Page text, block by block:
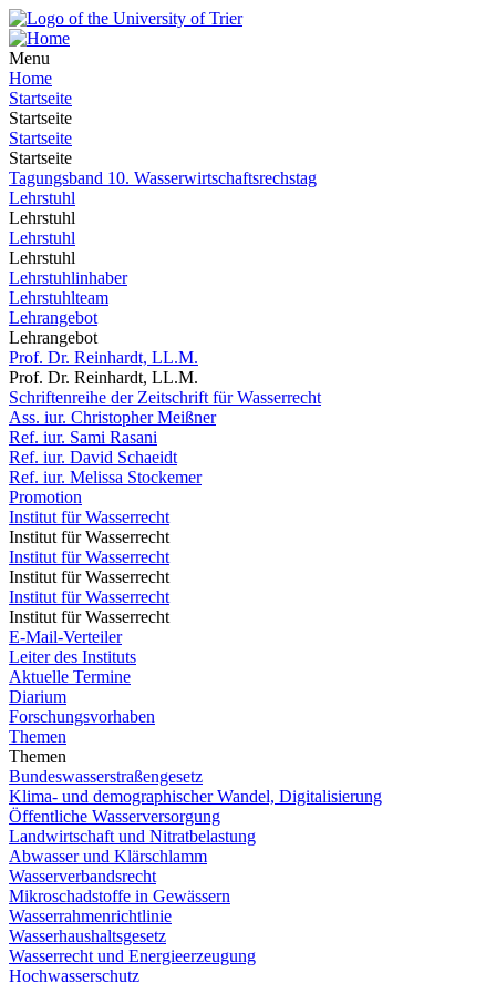
Menu
Home
Startseite
Startseite
Startseite
Startseite
Tagungsband 10. Wasserwirtschaftsrechstag
Lehrstuhl
Lehrstuhl
Lehrstuhl
Lehrstuhl
Lehrstuhlinhaber
Lehrstuhlteam
Lehrangebot
Lehrangebot
Prof. Dr. Reinhardt, LL.M.
Prof. Dr. Reinhardt, LL.M.
Schriftenreihe der Zeitschrift für Wasserrecht
Ass. iur. Christopher Meißner
Ref. iur. Sami Rasani
Ref. iur. David Schaeidt
Ref. iur. Melissa Stockemer
Promotion
Institut für Wasserrecht
Institut für Wasserrecht
Institut für Wasserrecht
Institut für Wasserrecht
Institut für Wasserrecht
Institut für Wasserrecht
E-Mail-Verteiler
Leiter des Instituts
Aktuelle Termine
Diarium
Forschungsvorhaben
Themen
Themen
Bundeswasserstraßengesetz
Klima- und demographischer Wandel, Digitalisierung
Öffentliche Wasserversorgung
Landwirtschaft und Nitratbelastung
Abwasser und Klärschlamm
Wasserverbandsrecht
Mikroschadstoffe in Gewässern
Wasserrahmenrichtlinie
Wasserhaushaltsgesetz
Wasserrecht und Energieerzeugung
Hochwasserschutz